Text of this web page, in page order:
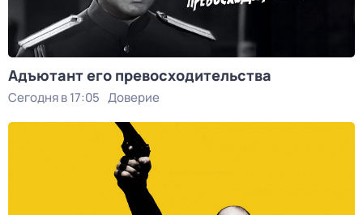
Адъютант его превосходительства
Сегодня в 17:05 Доверие